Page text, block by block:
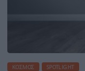
ΚΌΣΜΟΣ SPOTLIGHT